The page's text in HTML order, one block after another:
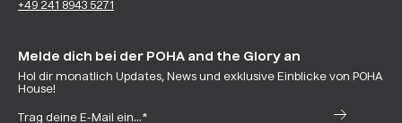
+49 241 8943 5271
Melde dich bei der POHA and the Glory an
Hol dir monatlich Updates, News und exklusive Einblicke von POHA
House!